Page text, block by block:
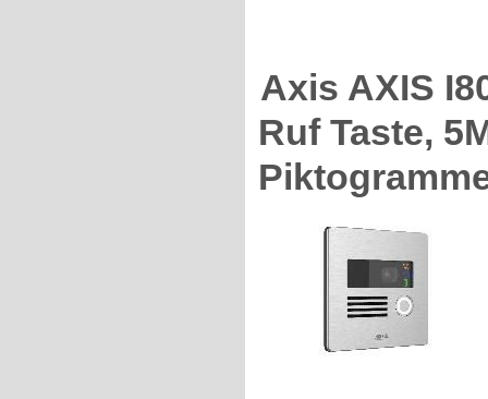
Axis AXIS
Ruf Taste,